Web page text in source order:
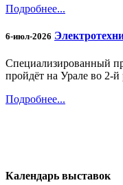
Подробнее...
6-июл-2026
Специализированный
пройдёт на Урале во 2-й
Подробнее...
Календарь выставок